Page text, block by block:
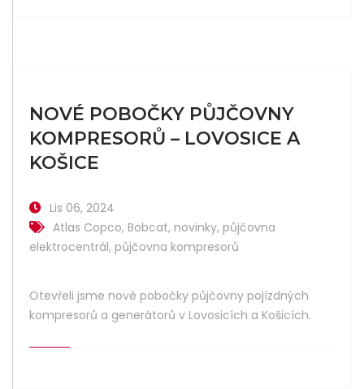
NOVÉ POBOČKY PŮJČOVNY
KOMPRESORŮ – LOVOSICE A
KOŠICE
Lis 06, 2024
Atlas Copco, Bobcat, novinky, půjčovna
elektrocentrál, půjčovna kompresorů
Otevřeli jsme nové pobočky půjčovny pojízdných
kompresorů a generátorů v Lovosicích a Košicích.